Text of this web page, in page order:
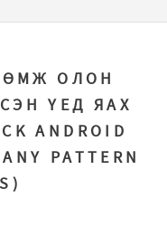
ОЛОН
ҮЕД ЯАХ
ANDROID
PATTERN